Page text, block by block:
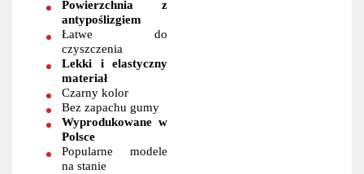
Powierzchnia z
antypoślizgiem
Łatwe do
czyszczenia
Lekki i elastyczny
materiał
Czarny kolor
Bez zapachu gumy
Wyprodukowane w
Polsce
Popularne modele
na stanie